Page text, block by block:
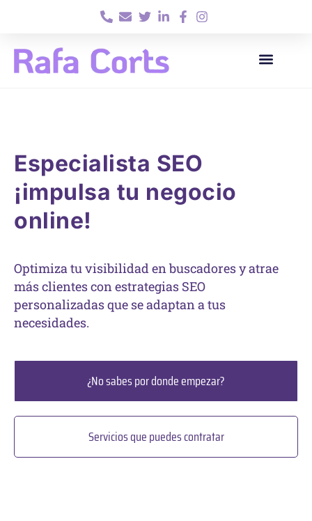
Especialista SEO
¡impulsa tu negocio
online!
Optimiza tu visibilidad en buscadores y atrae
más clientes con estrategias SEO
personalizadas que se adaptan a tus
necesidades.
¿No sabes por donde empezar?
Servicios que puedes contratar